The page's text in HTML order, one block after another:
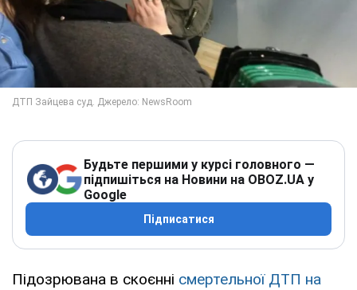
Будьте першими у курсі головного —
підпишіться на Новини на OBOZ.UA у
Google
Підписатися
Підозрювана в скоєнні смертельної ДТП на